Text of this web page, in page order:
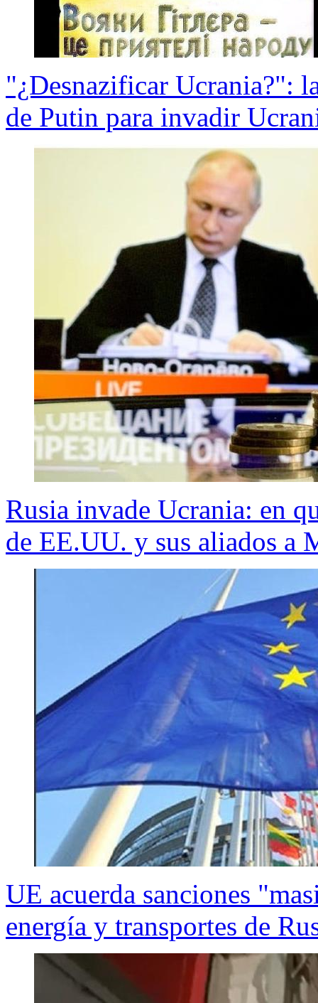
"¿Desnazificar Ucrania?":
de Putin para invadir
Rusia invade Ucrania: en
de EE.UU. y sus aliados a
UE acuerda sanciones
energía y transportes de